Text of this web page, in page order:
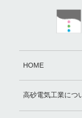
HOME
高砂電気工業につ